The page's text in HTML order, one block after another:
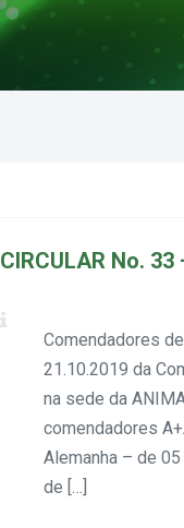
CIRCULAR No. 33
Comendadores
21.10.2019 da
na sede da
comendadores
Alemanha – de
de […]